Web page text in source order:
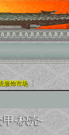
服饰市场 |
-枳壳-